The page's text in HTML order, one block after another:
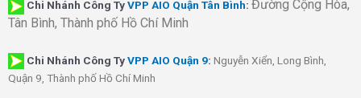
Chi Nhánh Công TyVPP AIO Quận Tân Bình: Đường Cộng Hòa,
Tân Bình, Thành phố Hồ Chí Minh
Chi Nhánh Công TyVPP AIO Quận 9: Nguyễn Xiển, Long Bình,
Quận 9, Thành phố Hồ Chí Minh